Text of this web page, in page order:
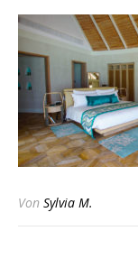
Von Sylvia M.